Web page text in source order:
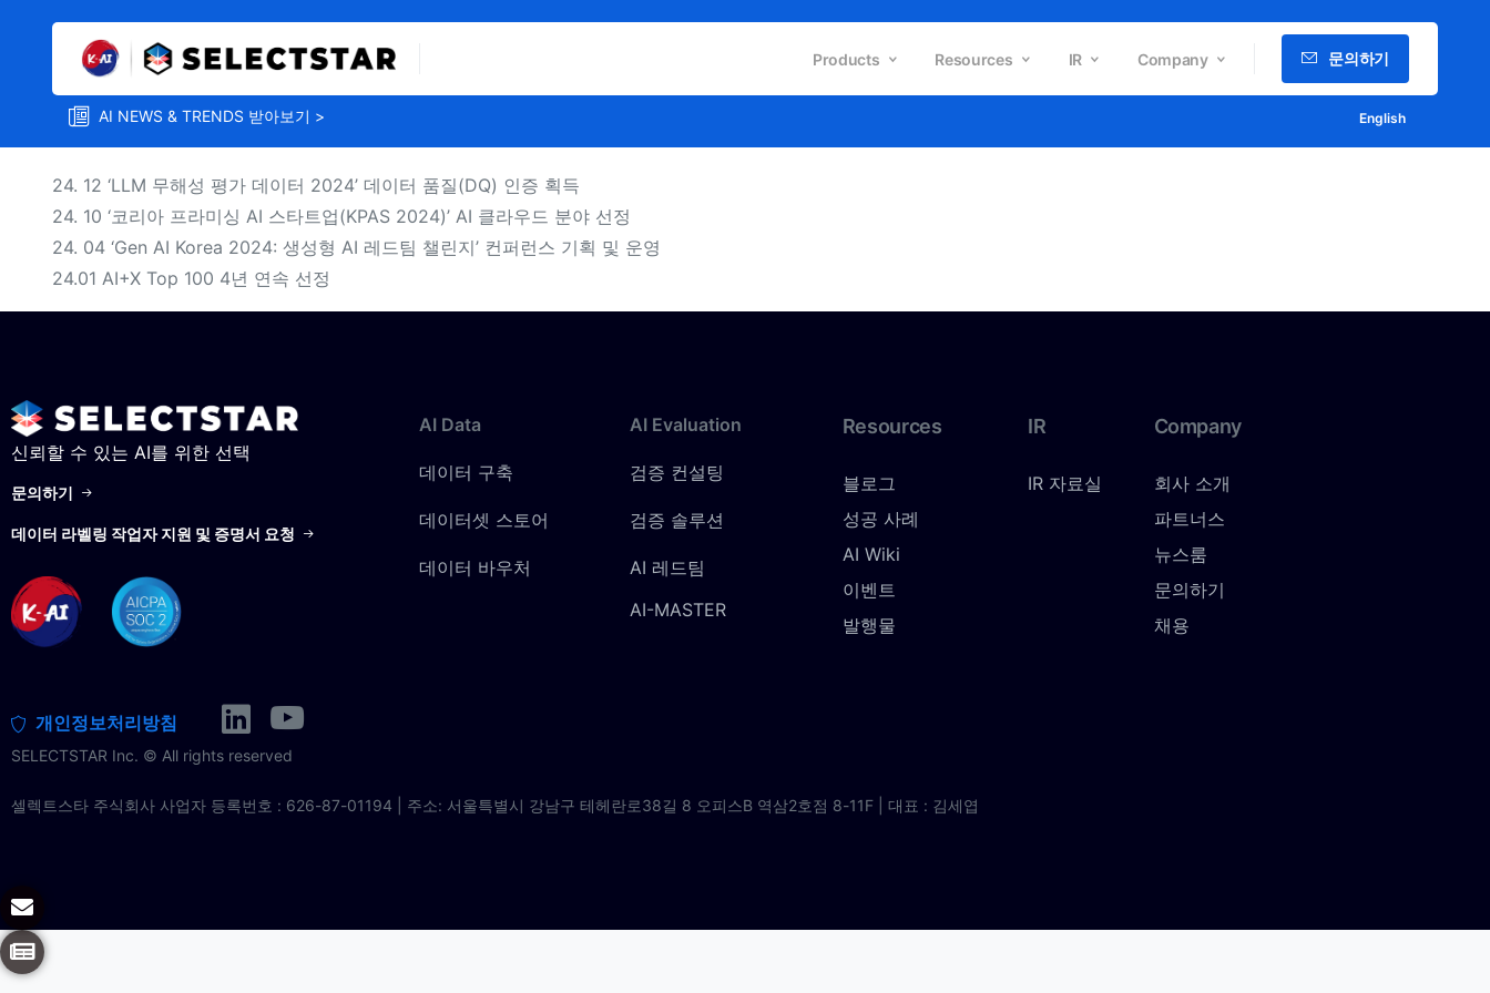
Products Resources IR Company 문의하기
AI NEWS & TRENDS 받아보기 > English
24. 12 ‘LLM 무해성 평가 데이터 2024’ 데이터 품질(DQ) 인증 획득
24. 10 ‘코리아 프라미싱 AI 스타트업(KPAS 2024)’ AI 클라우드 분야 선정
24. 04 ‘Gen AI Korea 2024: 생성형 AI 레드팀 챌린지’ 컨퍼런스 기획 및 운영
24.01 AI+X Top 100 4년 연속 선정
문의하기
데이터 라벨링 작업자 지원 및 증명서 요청
AI Data
데이터 구축
데이터셋 스토어
데이터 바우처
AI Evaluation
검증 컨설팅
검증 솔루션
AI 레드팀
AI-MASTER
Resources
블로그
성공 사례
AI Wiki
이벤트
발행물
IR
IR 자료실
Company
회사 소개
파트너스
뉴스룸
문의하기
채용
개인정보처리방침
SELECTSTAR Inc. © All rights reserved
셀렉트스타 주식회사 사업자 등록번호 : 626-87-01194 | 주소: 서울특별시 강남구 테헤란로38길 8 오피스B 역삼2호점 8-11F | 대표 : 김세엽